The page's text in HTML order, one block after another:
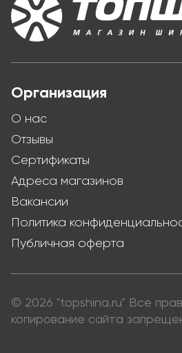
Организация
О нас
Отзывы
Сертификаты
Адреса магазинов
Вакансии
Политика
Публичная оферта
© 2026 "topshina.ru" Все
копирование сайта